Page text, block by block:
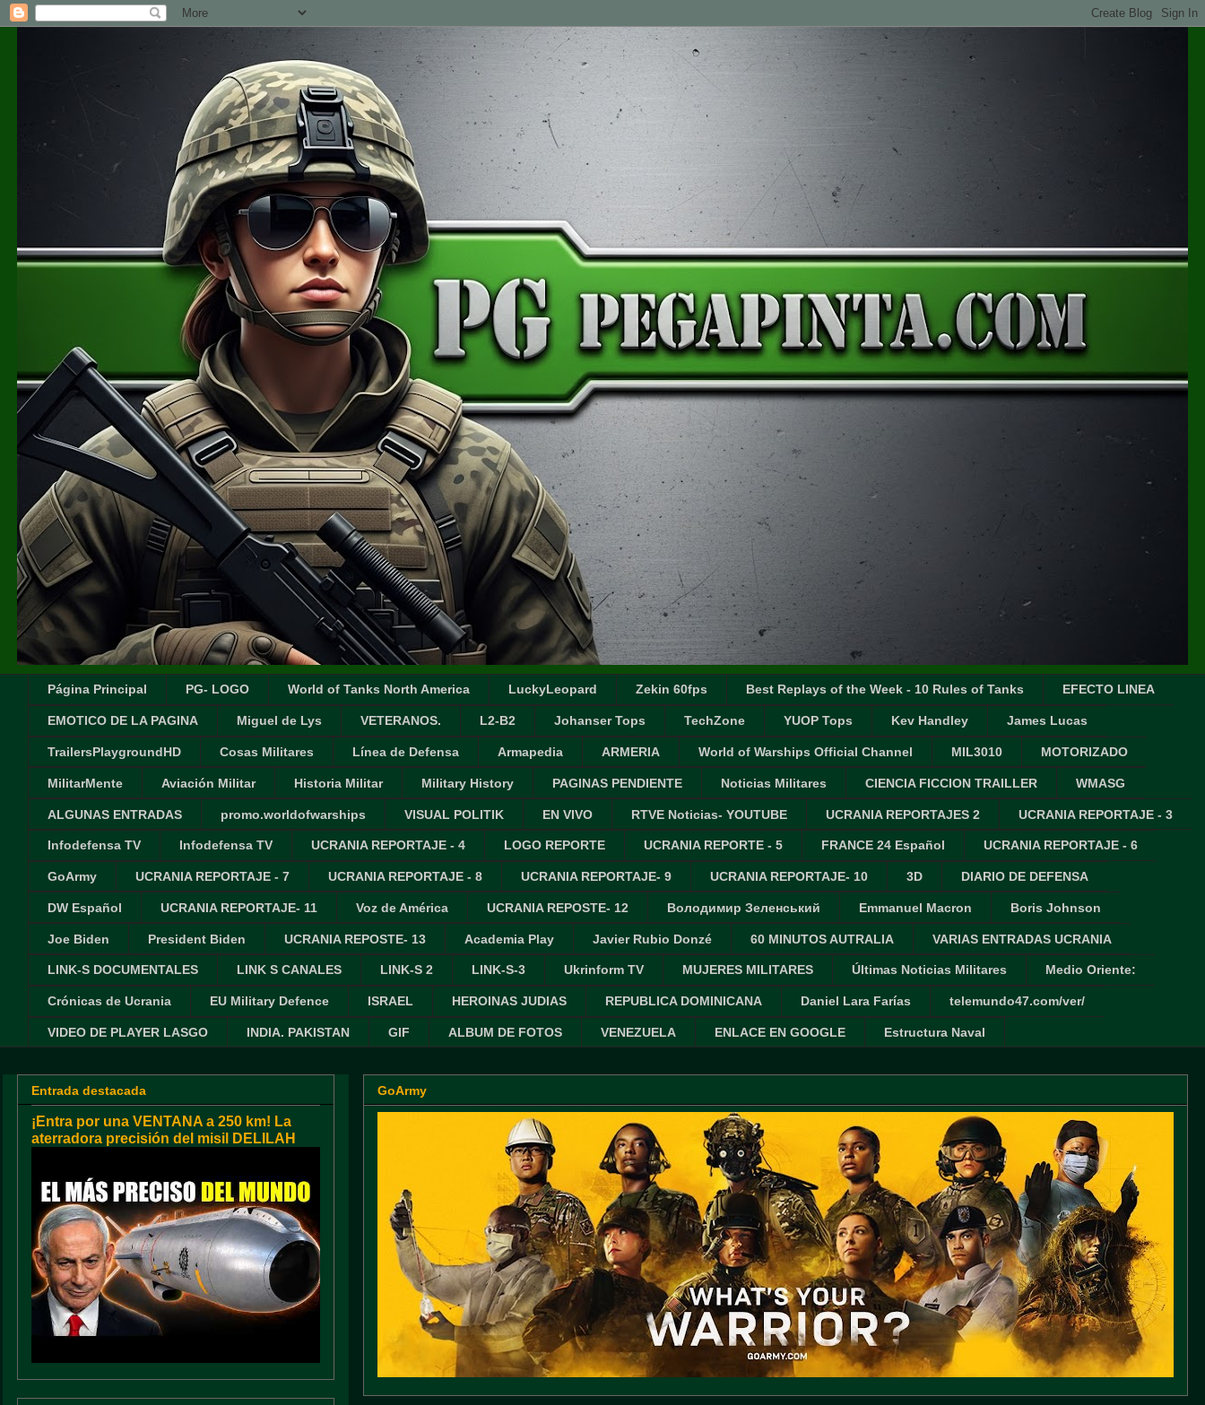
Página Principal PG- LOGO World of Tanks North America LuckyLeopard Zekin 60fps Best Replays of the Week - 10 Rules of Tanks EFECTO LINEA
EMOTICO DE LA PAGINA Miguel de Lys VETERANOS. L2-B2 Johanser Tops TechZone YUOP Tops Kev Handley James Lucas
TrailersPlaygroundHD Cosas Militares Línea de Defensa Armapedia ARMERIA World of Warships Official Channel MIL3010 MOTORIZADO
MilitarMente Aviación Militar Historia Militar Military History PAGINAS PENDIENTE Noticias Militares CIENCIA FICCION TRAILLER WMASG
ALGUNAS ENTRADAS promo.worldofwarships VISUAL POLITIK EN VIVO RTVE Noticias- YOUTUBE UCRANIA REPORTAJES 2 UCRANIA REPORTAJE - 3
Infodefensa TV Infodefensa TV UCRANIA REPORTAJE - 4 LOGO REPORTE UCRANIA REPORTE - 5 FRANCE 24 Español UCRANIA REPORTAJE - 6
GoArmy UCRANIA REPORTAJE - 7 UCRANIA REPORTAJE - 8 UCRANIA REPORTAJE- 9 UCRANIA REPORTAJE- 10 3D DIARIO DE DEFENSA
DW Español UCRANIA REPORTAJE- 11 Voz de América UCRANIA REPOSTE- 12 Володимир Зеленський Emmanuel Macron Boris Johnson
Joe Biden President Biden UCRANIA REPOSTE- 13 Academia Play Javier Rubio Donzé 60 MINUTOS AUTRALIA VARIAS ENTRADAS UCRANIA
LINK-S DOCUMENTALES LINK S CANALES LINK-S 2 LINK-S-3 Ukrinform TV MUJERES MILITARES Últimas Noticias Militares Medio Oriente:
Crónicas de Ucrania EU Military Defence ISRAEL HEROINAS JUDIAS REPUBLICA DOMINICANA Daniel Lara Farías telemundo47.com/ver/
VIDEO DE PLAYER LASGO INDIA. PAKISTAN GIF ALBUM DE FOTOS VENEZUELA ENLACE EN GOOGLE Estructura Naval
GoArmy
Entrada destacada
¡Entra por una VENTANA a 250 km! La
aterradora precisión del misil DELILAH